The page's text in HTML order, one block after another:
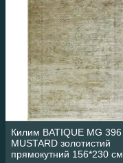
Килим BATIQUE MG 396
MUSTARD золотистий
прямокутний 156*230 см